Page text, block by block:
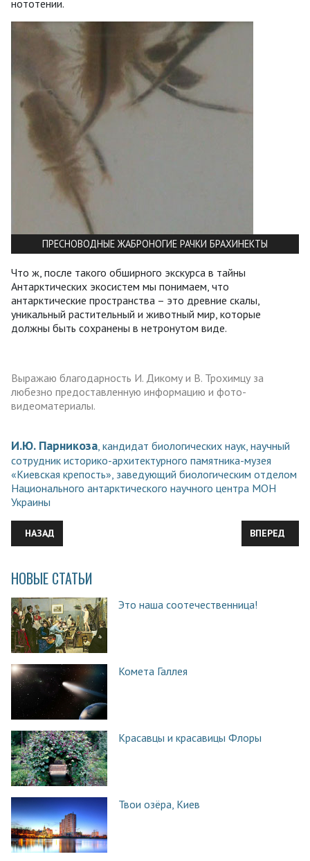
нототении.
ПРЕСНОВОДНЫЕ ЖАБРОНОГИЕ РАЧКИ БРАХИНЕКТЫ
Что ж, после такого обширного экскурса в тайны
Антарктических экосистем мы понимаем, что
антарктические пространства – это древние скалы,
уникальный растительный и животный мир, которые
должны быть сохранены в нетронутом виде.
Выражаю благодарность И. Дикому и В. Трохимцу за
любезно предоставленную информацию и фото-
видеоматериалы.
И.Ю. Парникоза , кандидат биологических наук, научный
сотрудник историко-архитектурного памятника-музея
«Киевская крепость», заведующий биологическим отделом
Национального антарктического научного центра МОН
Украины
ПРЕДЫДУЩИЙ: КАК ЭЛЕКТРИЧЕСТВО ПОМОГАЕТ РАСТЕНИЯМ
НАЗАД ВПЕРЕД
НОВЫЕ СТАТЬИ
Это наша соотечественница!
Комета Галлея
Красавцы и красавицы Флоры
Твои озёра, Киев